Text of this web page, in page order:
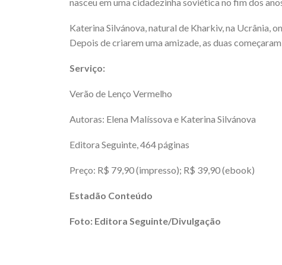
Katerina Silvánova, natural de Kharkiv, na Ucrânia,
Depois de criarem uma amizade, as duas
Serviço:
Verão de Lenço Vermelho
Autoras: Elena Malíssova e Katerina Silvánova
Editora Seguinte, 464 páginas
Preço: R$ 79,90 (impresso); R$ 39,90 (ebook)
Estadão Conteúdo
Foto: Editora Seguinte/Divulgação